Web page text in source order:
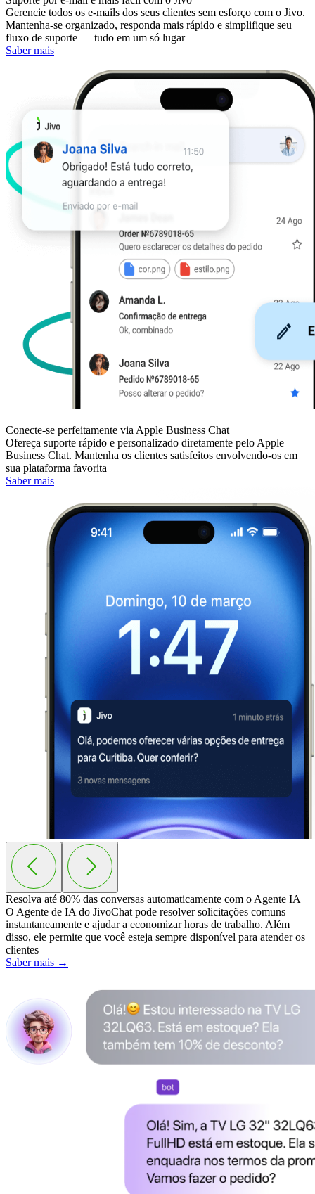
Gerencie todos os e-mails dos seus clientes sem esforço com o Jivo.
Mantenha-se organizado, responda mais rápido e simplifique seu
fluxo de suporte — tudo em um só lugar
Saber mais
Conecte-se perfeitamente via Apple Business Chat
Ofereça suporte rápido e personalizado diretamente pelo Apple
Business Chat. Mantenha os clientes satisfeitos envolvendo-os em
sua plataforma favorita
Saber mais
Resolva até 80% das conversas automaticamente com o Agente IA
O Agente de IA do JivoChat pode resolver solicitações comuns
instantaneamente e ajudar a economizar horas de trabalho. Além
disso, ele permite que você esteja sempre disponível para atender os
clientes
Saber mais →